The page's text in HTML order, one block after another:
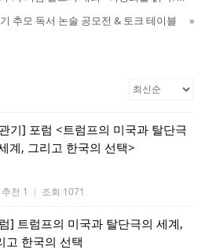
추모 독서 논술 공모전 & 토크 테이블
»
기] 포럼 <트럼프의 미국과 탈단극
계, 그리고 한국의 선택>
추천 1 | 조회 1071
] 트럼프의 미국과 탈단극의 세계,
고 한국의 선택